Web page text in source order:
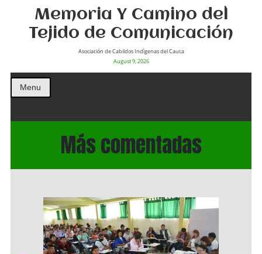
Memoria Y Camino del
Tejido de Comunicación
Asociación de Cabildos Indìgenas del Cauca
August 9, 2026
Menu
Más comentadas